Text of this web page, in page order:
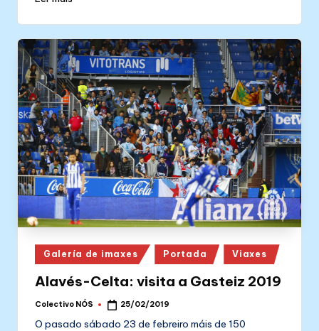
Posted
in
Galería de imaxes Portada Viaxes
Alavés-Celta: visita a Gasteiz 2019
Posted
Colectivo NÓS 25/02/2019
O pasado sábado 23 de febreiro máis de 150